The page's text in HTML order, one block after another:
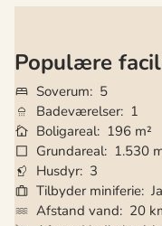
Populære
Soverum
5
Badeværelser 1
Boligareal 196 m²
Grundareal 1.530
Husdyr 3
Tilbyder miniferie Ja
Afstand vand
20